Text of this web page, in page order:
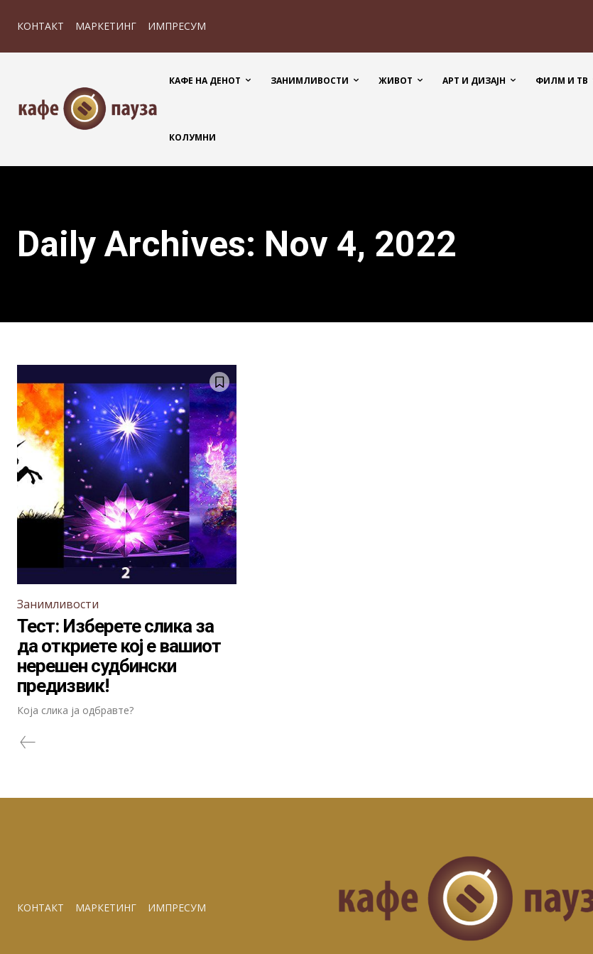
КОНТАКТ МАРКЕТИНГ ИМПРЕСУМ
КАФЕ НА ДЕНОТ ЗАНИМЛИВОСТИ ЖИВОТ АРТ И ДИЗАЈН ФИЛМ И ТВ
КОЛУМНИ
Daily Archives: Nov 4, 2022
Занимливости
Тест: Изберете слика за
да откриете кој е вашиот
нерешен судбински
предизвик!
Која слика ја одбравте?
КОНТАКТ МАРКЕТИНГ ИМПРЕСУМ